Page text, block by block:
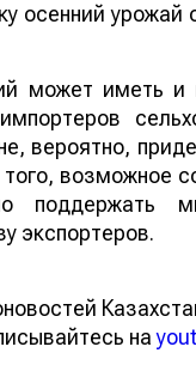
осенний урожай
может иметь и
вероятно,
возможное
поддержать
экспортеров.
на